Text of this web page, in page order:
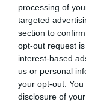
processing of
targeted
section to
opt-out request
interest-based
us or personal
your opt-out.
disclosure of
Ανέμη
Οπές
Είσοδος ανέμης
MALE BSP
Με θυρίδα
σωλήνα
Με δυνατότητα
των
Με δυνατότητα